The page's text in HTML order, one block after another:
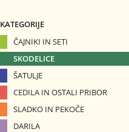
KATEGORIJE
ČAJNIKI IN SETI
SKODELICE
ŠATULJE
CEDILA IN OSTALI PRIBOR
SLADKO IN PEKOČE
DARILA